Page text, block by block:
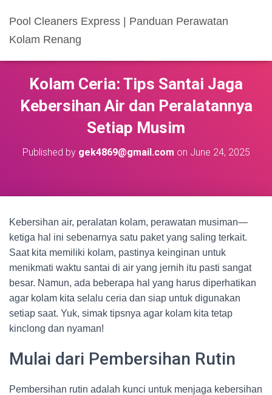
Pool Cleaners Express | Panduan Perawatan
Kolam Renang
Kolam Ceria: Tips Santai Jaga
Kebersihan Air dan Peralatannya
Setiap Musim
Published by gek4869@gmail.com on June 24, 2025
Kebersihan air, peralatan kolam, perawatan musiman—
ketiga hal ini sebenarnya satu paket yang saling terkait.
Saat kita memiliki kolam, pastinya keinginan untuk
menikmati waktu santai di air yang jernih itu pasti sangat
besar. Namun, ada beberapa hal yang harus diperhatikan
agar kolam kita selalu ceria dan siap untuk digunakan
setiap saat. Yuk, simak tipsnya agar kolam kita tetap
kinclong dan nyaman!
Mulai dari Pembersihan Rutin
Pembersihan rutin adalah kunci untuk menjaga kebersihan